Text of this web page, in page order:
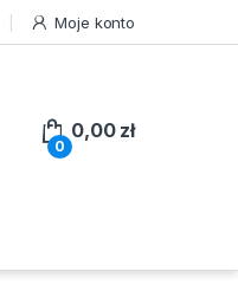
Moje konto
0
0,00 zł